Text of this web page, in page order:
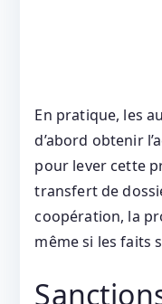
En pratique, les
d’abord obtenir
pour lever cette
transfert de
coopération, la
même si les faits